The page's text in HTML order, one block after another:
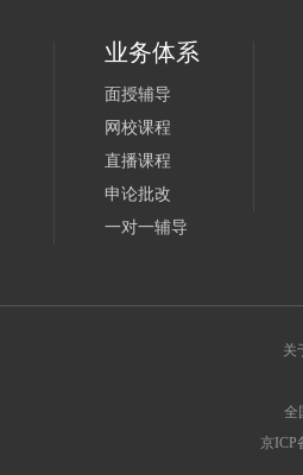
业务体系
面授辅导
网校课程
直播课程
申论批改
一对一辅导
关
全
京ICP